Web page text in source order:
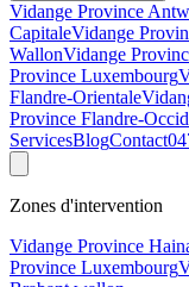
Vidange Province
CapitaleVidange
WallonVidange
Province Luxembourg
Flandre-Orientale
Province Flandre-
ServicesBlogContact
Zones d'intervention
Vidange Province
Province Luxembourg